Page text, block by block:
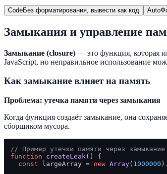
CodeБез форматирования, вывести как код Auto
Замыкания и управление
Замыкание (closure) — это функция, которая
JavaScript, но неправильное использование
Как замыкание влияет на память
Проблема: утечка памяти через замыкания
Когда функция создаёт замыкание, она
сборщиком мусора.
// Пример утечки памяти через замыкание
function
createLeak ( ) {
const largeArray = new Array( 1000000 ).